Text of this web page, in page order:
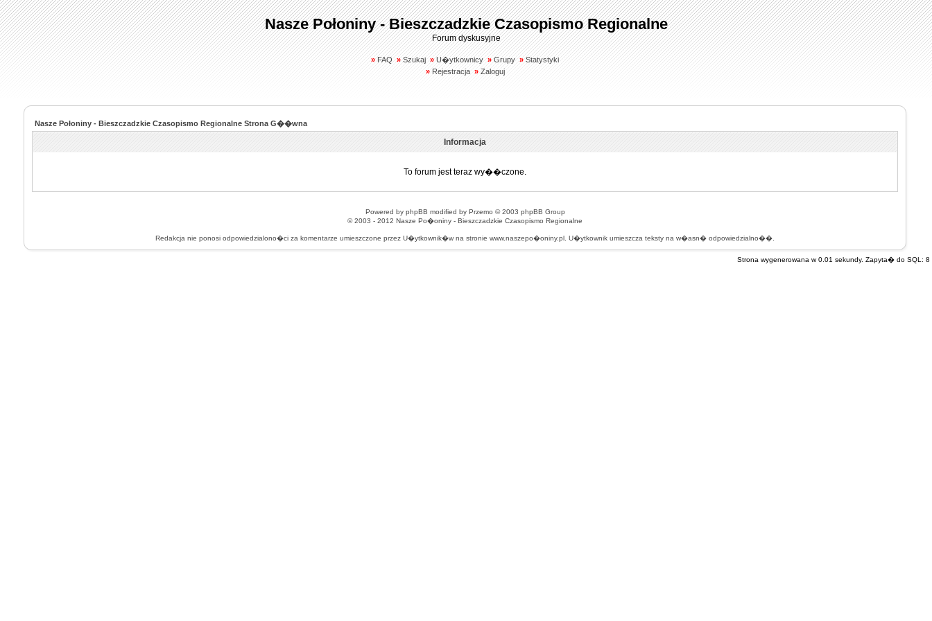
Nasze Połoniny - Bieszczadzkie Czasopismo Regionalne
Forum dyskusyjne
» FAQ » Szukaj » U�ytkownicy » Grupy » Statystyki
» Rejestracja » Zaloguj
Nasze Połoniny - Bieszczadzkie Czasopismo Regionalne Strona G��wna
Informacja
To forum jest teraz wy��czone.
Powered by phpBB modified by Przemo © 2003 phpBB Group
© 2003 - 2012 Nasze Po�oniny - Bieszczadzkie Czasopismo Regionalne
Redakcja nie ponosi odpowiedzialono�ci za komentarze umieszczone przez U�ytkownik�w na stronie www.naszepo�oniny.pl. U�ytkownik umieszcza teksty na w�asn� odpowiedzialno��.
Strona wygenerowana w 0.01 sekundy. Zapyta� do SQL: 8